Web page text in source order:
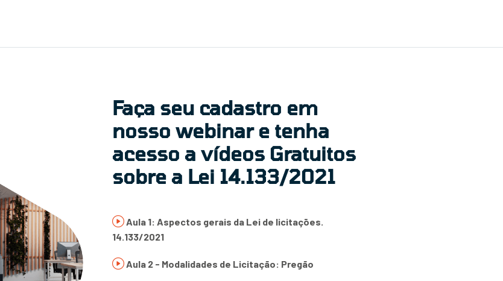
Faça seu cadastro em
nosso webinar e tenha
acesso a vídeos Gratuitos
sobre a Lei 14.133/2021
Aula 1: Aspectos gerais da Lei de licitações.
14.133/2021
Aula 2 - Modalidades de Licitação: Pregão